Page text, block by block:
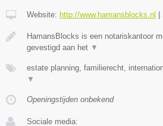
Website: http://www.hamansblocks.nl
HamansBlocks is een notariskantoor
gevestigd aan het ▼
estate planning, familierecht,
▼
Openingstijden onbekend
Sociale media: